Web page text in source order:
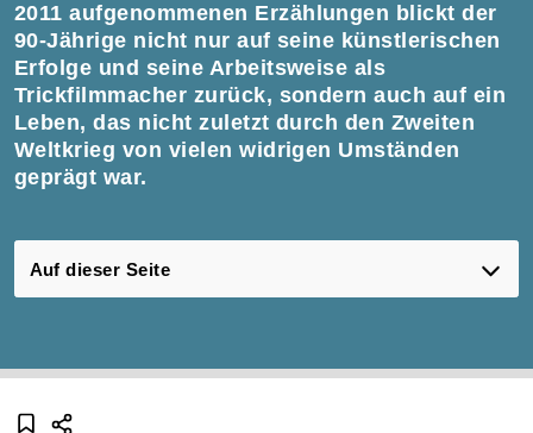
2011 aufgenommenen Erzählungen blickt der
90-Jährige nicht nur auf seine künstlerischen
Erfolge und seine Arbeitsweise als
Trickfilmmacher zurück, sondern auch auf ein
Leben, das nicht zuletzt durch den Zweiten
Weltkrieg von vielen widrigen Umständen
geprägt war.
Auf dieser Seite